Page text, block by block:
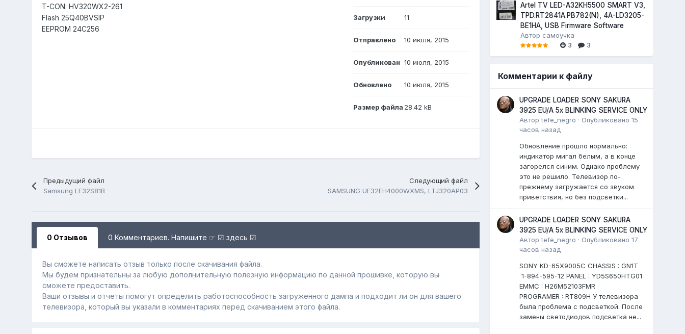
T-CON: HV320WX2-261
Flash 25Q40BVSIP
EEPROM 24C256
Загрузки 11
Отправлено 10 июля, 2015
Опубликован 10 июля, 2015
Обновлено 10 июля, 2015
Размер файла 28.42 kB
Предыдущий файл
Samsung LE32S81B
Следующий файл
SAMSUNG UE32EH4000WXMS, LTJ320AP03
0 Отзывов 0 Комментариев. Напишите ☞ ☑ здесь ☑
Вы сможете написать отзыв только после скачивания файла.
Мы будем признательны за любую дополнительную полезную информацию по данной прошивке, которую вы
сможете предоставить.
Ваши отзывы и отчеты помогут определить работоспособность загруженного дампa и подходит ли он для вашего
телевизора, который вы указали в комментариях перед скачиванием этого файла.
Artel TV LED-A32KH5500 SMART V3,
TPD.RT2841A.PB782(N), 4A-LD3205-
BE1HA, USB Firmware Software
Автор самоучка
3
3
Комментарии к файлу
UPGRADE LOADER SONY SAKURA
3925 EU/A 5x BLINKING SERVICE ONLY
Авторtefe_negro · Опубликовано15
часов назад
Обновление прошло нормально:
индикатор мигал белым, а в конце
загорелся синим. Однако проблему
это не решило. Телевизор по-
прежнему загружается со звуком
приветствия, но без подсветки...
UPGRADE LOADER SONY SAKURA
3925 EU/A 5x BLINKING SERVICE ONLY
Авторtefe_negro · Опубликовано17
часов назад
SONY KD-65X9005C CHASSIS : GN1T
1-894-595-12 PANEL : YD5S650HTG01
EMMC : H26M52103FMR
PROGRAMER : RT809H У телевизора
была проблема с подсветкой. После
замены светодиодов подсветка не...